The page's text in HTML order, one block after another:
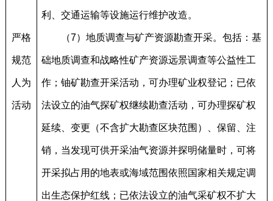
严格
规范
人为
活动
利、交通运输等设施运行维护改造。
（7）地质调查与矿产资源勘查开采。包括：基
础地质调查和战略性矿产资源远景调查等公益性工
作；铀矿勘查开采活动，可办理矿业权登记；已依
法设立的油气探矿权继续勘查活动，可办理探矿权
延续、变更（不含扩大勘查区块范围）、保留、注
销，当发现可供开采油气资源并探明储量时，可将
开采拟占用的地表或海域范围依照国家相关规定调
出生态保护红线；已依法设立的油气采矿权不扩大